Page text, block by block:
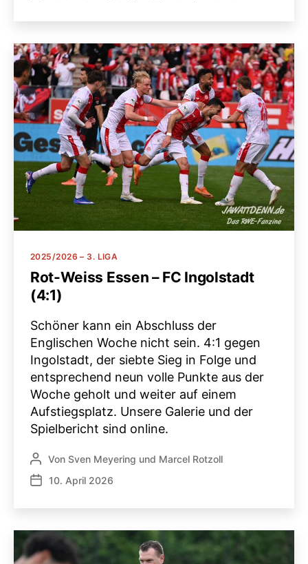
Kategorien
2025/2026 – 3. LIGA
Rot-Weiss Essen – FC Ingolstadt
(4:1)
Schöner kann ein Abschluss der
Englischen Woche nicht sein. 4:1 gegen
Ingolstadt, der siebte Sieg in Folge und
entsprechend neun volle Punkte aus der
Woche geholt und weiter auf einem
Aufstiegsplatz. Unsere Galerie und der
Spielbericht sind online.
Beitragsautor
Von Sven Meyering und Marcel Rotzoll
Veröffentlichungsdatum
10. April 2026